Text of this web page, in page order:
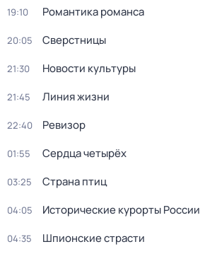
19:10 Романтика романса
20:05 Сверстницы
21:30 Новости культуры
21:45 Линия жизни
22:40 Ревизор
01:55 Сердца четырёх
03:25 Страна птиц
04:05 Исторические курорты России
04:35 Шпионские страсти